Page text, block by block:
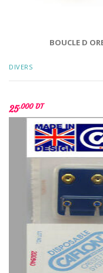
BOUCLE D
DIVERS
25.000 DT